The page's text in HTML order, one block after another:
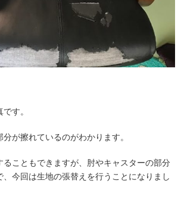
す。
が擦れているのがわかります。
ることもできますが、肘やキャスターの部分
今回は生地の張替えを行うことになりまし